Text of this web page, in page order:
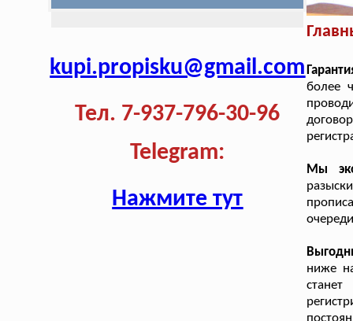
kupi.propisku@gmail.com
Тел. 7-937-796-30-96
Telegram:
Нажмите тут
более
Мы
ниже